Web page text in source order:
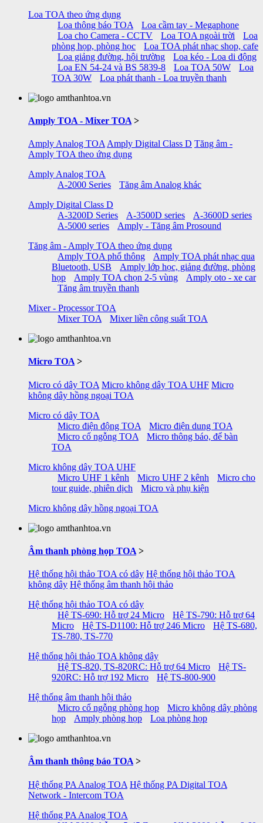
Loa TOA theo ứng dụng
Loa thông báo TOA
Loa cầm tay - Megaphone
Loa cho Camera - CCTV
Loa TOA ngoài trời
Loa
phòng họp, phòng học
Loa TOA phát nhạc shop, cafe
Loa giảng đường, hội trường
Loa kéo - Loa di động
Loa EN 54-24 và BS 5839-8
Loa TOA 50W
Loa
TOA 30W
Loa phát thanh - Loa truyền thanh
Amply TOA - Mixer TOA >
Amply Analog TOA Amply Digital Class D Tăng âm -
Amply TOA theo ứng dụng
Amply Analog TOA
A-2000 Series
Tăng âm Analog khác
Amply Digital Class D
A-3200D Series
A-3500D series
A-3600D series
A-5000 series
Amply - Tăng âm Prosound
Tăng âm - Amply TOA theo ứng dụng
Amply TOA phổ thông
Amply TOA phát nhạc qua
Bluetooth, USB
Amply lớp học, giảng đường, phòng
họp
Amply TOA chọn 2-5 vùng
Amply oto - xe car
Tăng âm truyền thanh
Mixer - Processor TOA
Mixer TOA
Mixer liền công suất TOA
Micro TOA >
Micro có dây TOA Micro không dây TOA UHF Micro
không dây hồng ngoại TOA
Micro có dây TOA
Micro điện động TOA
Micro điện dung TOA
Micro cổ ngỗng TOA
Micro thông báo, để bàn
TOA
Micro không dây TOA UHF
Micro UHF 1 kênh
Micro UHF 2 kênh
Micro cho
tour guide, phiên dịch
Micro và phụ kiện
Micro không dây hồng ngoại TOA
Âm thanh phòng họp TOA >
Hệ thống hội thảo TOA có dây Hệ thống hội thảo TOA
không dây Hệ thống âm thanh hội thảo
Hệ thống hội thảo TOA có dây
Hệ TS-690: Hỗ trợ 24 Micro
Hệ TS-790: Hỗ trợ 64
Micro
Hệ TS-D1100: Hỗ trợ 246 Micro
Hệ TS-680,
TS-780, TS-770
Hệ thống hội thảo TOA không dây
Hệ TS-820, TS-820RC: Hỗ trợ 64 Micro
Hệ TS-
920RC: Hỗ trợ 192 Micro
Hệ TS-800-900
Hệ thống âm thanh hội thảo
Micro cổ ngỗng phòng họp
Micro không dây phòng
họp
Amply phòng họp Loa phòng họp
Âm thanh thông báo TOA >
Hệ thống PA Analog TOA Hệ thống PA Digital TOA
Network - Intercom TOA
Hệ thống PA Analog TOA